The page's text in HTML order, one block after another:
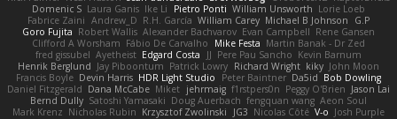
Domenic S Laura Ganis Ike Li Pietro Ponti William Unsworth Lorie Loeb
Fabrice Zaini Andrew_D R.H. García William Carey Michael B Johnson
G.P
Goro Fujita Robert Wallis Alexander Bachvarov Evan Campbell Rene Gansen
Clifford A Worsham Fábio De Carvalho Mike Festa Martin Banak - Dr Zed
fred gissubel Ayetheist Edgard Costa JJ Pere Pau Sancho Kevin Barnum
Henrik Berglund Jay Piboontum Patrick Lowry Richard Wright kiky John Moon
Francis Boyle Devin Harris HDR Light Studio Peter Baintner Da5id Bob Dowling
Daniel Fitzgerald Dana McCabe Miket jehrmaig f1rstpers0n Peggy O'Brien Jason Lai
Bernd Dully Satoshi Yamasaki Doug Auerbach fengquan wang Aeon Soul
Mark Krenz Nicholas Rubin Krzysztof Zwolinski JG3 Nicolas Côté V-o Josh Purple